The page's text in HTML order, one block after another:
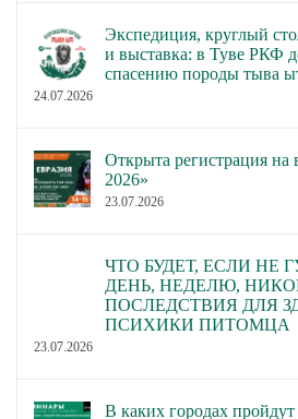
Экспедиция, круглый
и выставка: в Туве РКФ
спасению породы тыва
24.07.2026
Открыта регистрация на
2026»
23.07.2026
ЧТО БУДЕТ, ЕСЛИ НЕ
ДЕНЬ, НЕДЕЛЮ,
ПОСЛЕДСТВИЯ ДЛЯ
ПСИХИКИ ПИТОМЦА
23.07.2026
В каких городах